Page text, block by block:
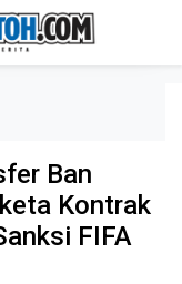
Ban
Kontrak
FIFA